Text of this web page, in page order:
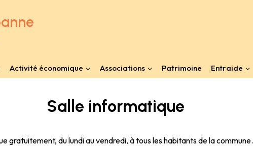
Activité économique Associations Patrimoine Entraide
Salle informatique
gratuitement, du lundi au vendredi, à tous les habitants de la commune.